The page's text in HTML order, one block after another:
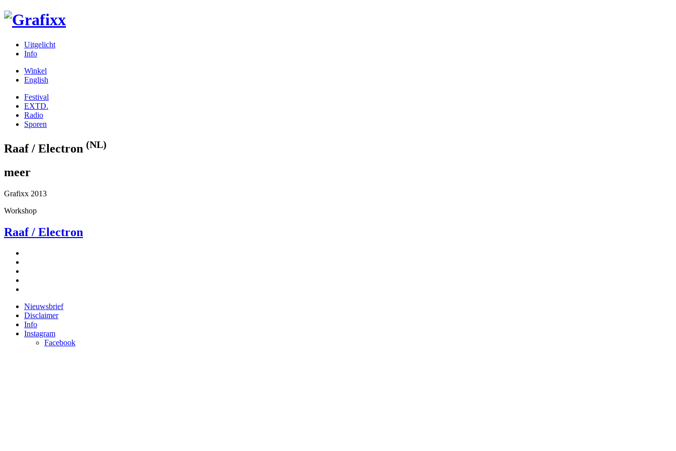
Uitgelicht
Info
Winkel
English
Festival
EXTD.
Radio
Sporen
Raaf / Electron (NL)
meer
Grafixx 2013
Workshop
Raaf / Electron
Nieuwsbrief
Disclaimer
Info
Instagram
Facebook